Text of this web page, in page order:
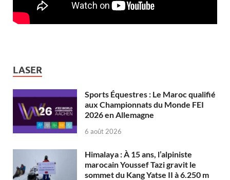
LASER
Sports Équestres : Le Maroc qualifié
aux Championnats du Monde FEI
2026 en Allemagne
6 août 2026
Himalaya : À 15 ans, l’alpiniste
marocain Youssef Tazi gravit le
sommet du Kang Yatse II à 6.250 m